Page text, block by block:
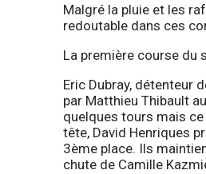
Malgré la pluie et les
redoutable dans ces
La première course du
Eric Dubray, détenteur
par Matthieu Thibault
quelques tours mais
tête, David Henriques
3ème place. Ils
chute de Camille